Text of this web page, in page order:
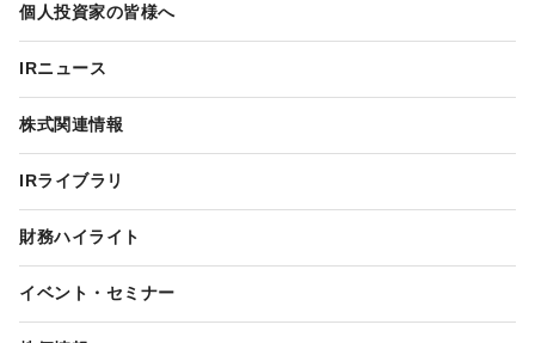
個人投資家の皆様へ
IRニュース
株式関連情報
IRライブラリ
財務ハイライト
イベント・セミナー